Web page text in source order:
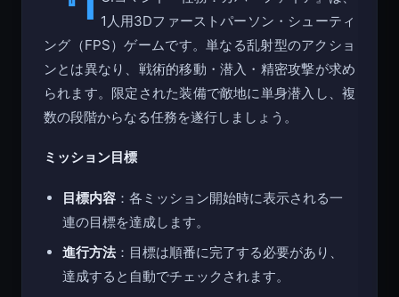
1人用3Dファーストパーソン・シューティ
ング（FPS）ゲームです。単なる乱射型のアクショ
ンとは異なり、戦術的移動・潜入・精密攻撃が求め
られます。限定された装備で敵地に単身潜入し、複
数の段階からなる任務を遂行しましょう。
ミッション目標
目標内容 ：各ミッション開始時に表示される一
連の目標を達成します。
進行方法：目標は順番に完了する必要があり、
達成すると自動でチェックされます。